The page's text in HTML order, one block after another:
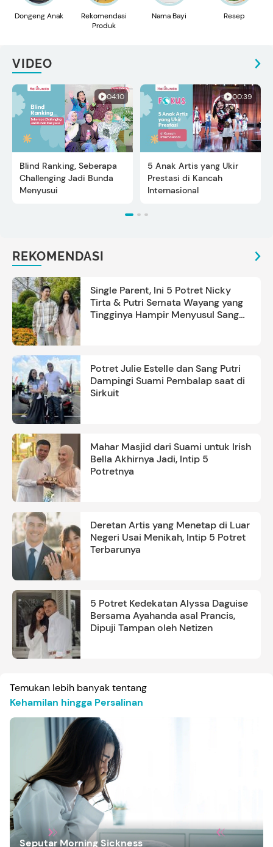
Dongeng Anak
Rekomendasi
Produk
Nama Bayi Resep
VIDEO
04:10
Blind Ranking, Seberapa
Challenging Jadi Bunda
Menyusui
00:39
5 Anak Artis yang Ukir
Prestasi di Kancah
Internasional
REKOMENDASI
Single Parent, Ini 5 Potret Nicky
Tirta & Putri Semata Wayang yang
Tingginya Hampir Menyusul Sang
Potret Julie Estelle dan Sang Putri
Dampingi Suami Pembalap saat di
Sirkuit
Mahar Masjid dari Suami untuk Irish
Bella Akhirnya Jadi, Intip 5
Potretnya
Deretan Artis yang Menetap di Luar
Negeri Usai Menikah, Intip 5 Potret
Terbarunya
5 Potret Kedekatan Alyssa Daguise
Bersama Ayahanda asal Prancis,
Dipuji Tampan oleh Netizen
Temukan lebih banyak tentang
Kehamilan hingga Persalinan
Seputar Morning Sickness